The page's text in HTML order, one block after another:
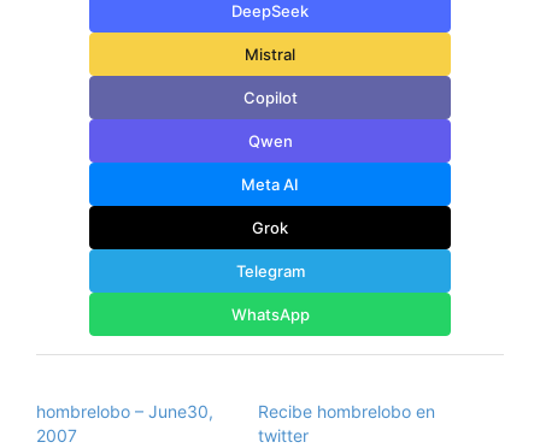
DeepSeek
Mistral
Copilot
Qwen
Meta AI
Grok
Telegram
WhatsApp
hombrelobo – June30,
2007
Recibe hombrelobo en
twitter